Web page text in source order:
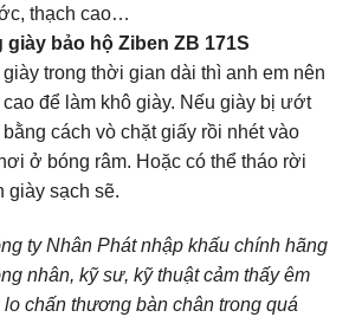
thạch cao…
bảo hộ Ziben ZB 171S
trong thời gian dài thì anh em nên
để làm khô giày. Nếu giày bị ướt
cách vò chặt giấy rồi nhét vào
ở bóng râm. Hoặc có thể tháo rời
giày sạch sẽ.
ty Nhân Phát nhập khấu chính hãng
nhân, kỹ sư, kỹ thuật cảm thấy êm
chấn thương bàn chân trong quá